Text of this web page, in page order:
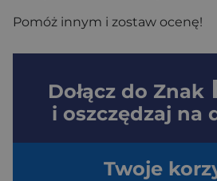
Pomóż innym i zostaw ocenę!
Dołącz do Znak
i oszczędzaj na
Twoje